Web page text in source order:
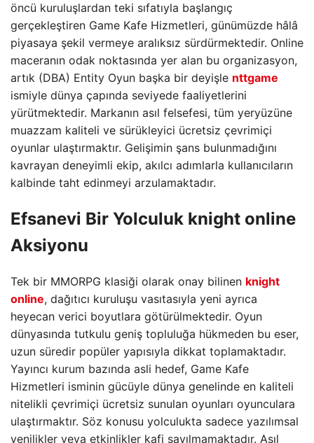
öncü kuruluşlardan teki sıfatıyla başlangıç
gerçekleştiren Game Kafe Hizmetleri, günümüzde hâlâ
piyasaya şekil vermeye aralıksız sürdürmektedir. Online
maceranın odak noktasında yer alan bu organizasyon,
artık (DBA) Entity Oyun başka bir deyişle nttgame
ismiyle dünya çapında seviyede faaliyetlerini
yürütmektedir. Markanın asıl felsefesi, tüm yeryüzüne
muazzam kaliteli ve sürükleyici ücretsiz çevrimiçi
oyunlar ulaştırmaktır. Gelişimin şans bulunmadığını
kavrayan deneyimli ekip, akılcı adımlarla kullanıcıların
kalbinde taht edinmeyi arzulamaktadır.
Efsanevi Bir Yolculuk knight online
Aksiyonu
Tek bir MMORPG klasiği olarak onay bilinen knight
online, dağıtıcı kuruluşu vasıtasıyla yeni ayrıca
heyecan verici boyutlara götürülmektedir. Oyun
dünyasında tutkulu geniş topluluğa hükmeden bu eser,
uzun süredir popüler yapısıyla dikkat toplamaktadır.
Yayıncı kurum bazında asli hedef, Game Kafe
Hizmetleri isminin gücüyle dünya genelinde en kaliteli
nitelikli çevrimiçi ücretsiz sunulan oyunları oyunculara
ulaştırmaktır. Söz konusu yolculukta sadece yazılımsal
yenilikler veya etkinlikler kafi sayılmamaktadır. Asıl